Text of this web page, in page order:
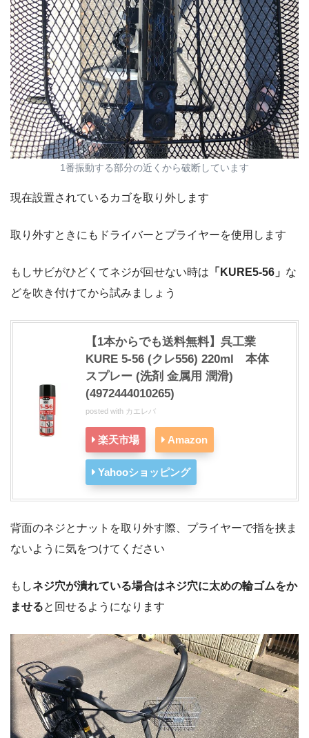
1番振動する部分の近くから破断しています
現在設置されているカゴを取り外します
取り外すときにもドライバーとプライヤーを使用します
もしサビがひどくてネジが回せない時は 「KURE5-56」 な
どを吹き付けてから試みましょう
【1本からでも送料無料】呉工業
KURE 5-56 (クレ556) 220ml 本体
スプレー (洗剤 金属用 潤滑)
(4972444010265)
posted with カエレバ
楽天市場 Amazon
Yahooショッピング
背面のネジとナットを取り外す際、プライヤーで指を挟ま
ないように気をつけてください
もしネジ穴が潰れている場合はネジ穴に太めの輪ゴムをか
ませると回せるようになります